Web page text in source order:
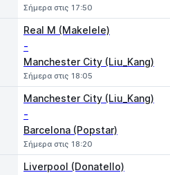
Σήμερα στις 17:50
Real M (Makelele)
-
Manchester City (Liu_Kang)
Σήμερα στις 18:05
Manchester City (Liu_Kang)
-
Barcelona (Popstar)
Σήμερα στις 18:20
Liverpool (Donatello)